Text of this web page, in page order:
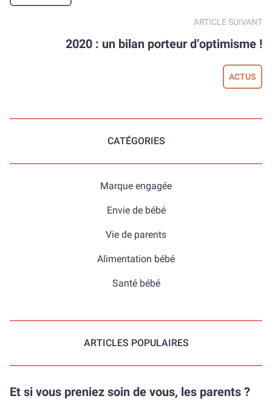
ARTICLE SUIVANT
2020 : un bilan porteur d’optimisme !
ACTUS
CATÉGORIES
Marque engagée
Envie de bébé
Vie de parents
Alimentation bébé
Santé bébé
ARTICLES POPULAIRES
Et si vous preniez soin de vous, les parents ?